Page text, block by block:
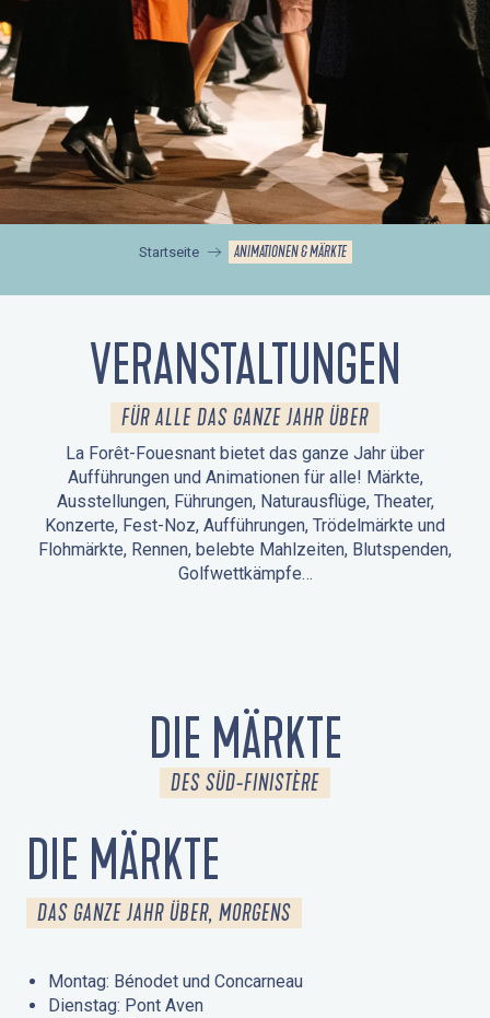
Startseite ANIMATIONEN & MÄRKTE
VERANSTALTUNGEN
FÜR ALLE DAS GANZE JAHR ÜBER
La Forêt-Fouesnant bietet das ganze Jahr über
Aufführungen und Animationen für alle! Märkte,
Ausstellungen, Führungen, Naturausflüge, Theater,
Konzerte, Fest-Noz, Aufführungen, Trödelmärkte und
Flohmärkte, Rennen, belebte Mahlzeiten, Blutspenden,
Golfwettkämpfe…
DIE MÄRKTE
DES SÜD-FINISTÈRE
DIE MÄRKTE
DAS GANZE JAHR ÜBER, MORGENS
Montag: Bénodet und Concarneau
Dienstag: Pont Aven